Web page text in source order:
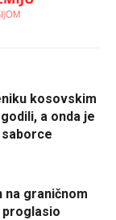
kosovskim
a onda je
na graničnom